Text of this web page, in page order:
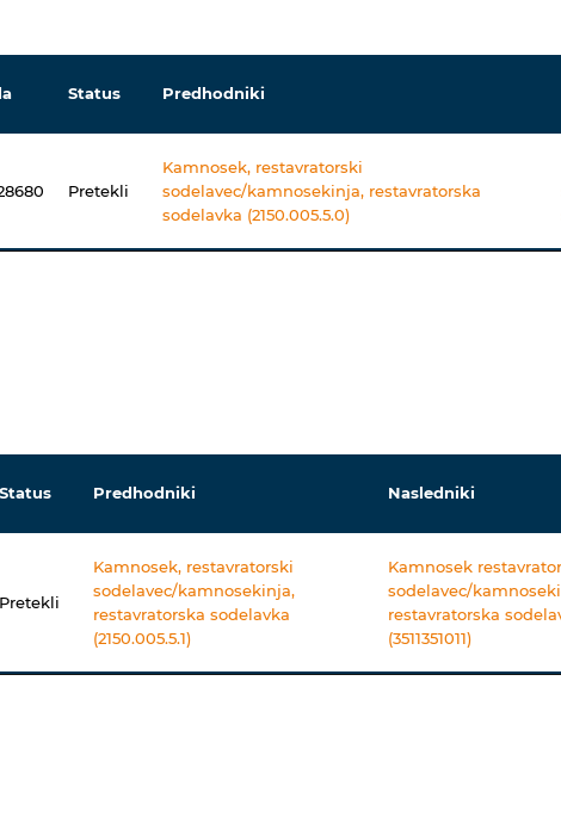
Status Predhodniki
Pretekli
Kamnosek, restavratorski
sodelavec/kamnosekinja, restavratorska
sodelavka (2150.005.5.0)
Status Predhodniki Nasledniki
Pretekli
Kamnosek, restavratorski
sodelavec/kamnosekinja,
restavratorska sodelavka
(2150.005.5.1)
Kamnosek
sodelavec/
restavratorska
(3511351011)